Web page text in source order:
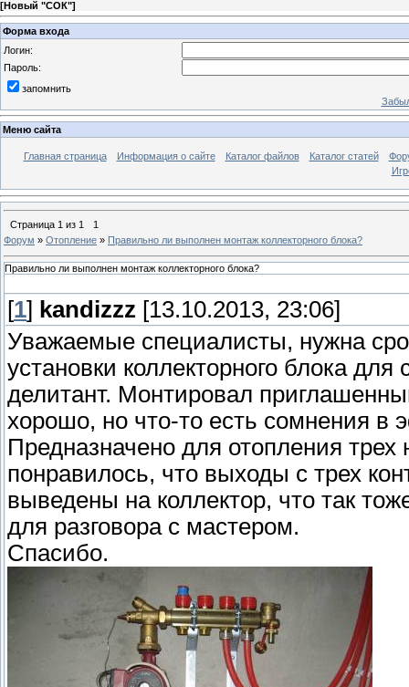
[Новый "СОК"]
Форма входа
Логин:
Пароль:
запомнить
Меню сайта
Главная страница Информация о сайте Каталог файлов Каталог статей
Страница 1 из 1
1
Форум » Отопление » Правильно ли выполнен монтаж коллекторного блока?
Правильно ли выполнен монтаж коллекторного блока?
[1] kandizzz [13.10.2013, 23:06]
Уважаемые специалисты, нужна
установки коллекторного блока
делитант. Монтировал
хорошо, но что-то есть сомнения в
Предназначено для отопления
понравилось, что выходы с трех
выведены на коллектор, что так
для разговора с мастером.
Спасибо.